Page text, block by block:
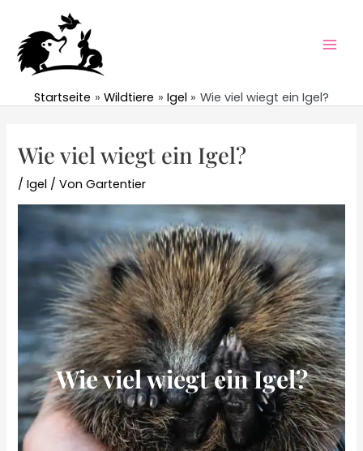
springen
Startseite Wildtiere Igel Wie viel wiegt ein Igel?
Wie viel wiegt ein Igel?
/Igel / VonGartentier
Wie viel wiegt ein Igel?